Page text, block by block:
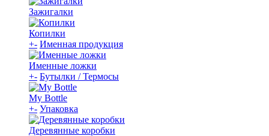
Зажигалки
Копилки
+- Именная продукция
Именные ложки
+- Бутылки / Термосы
My Bottle
+- Упаковка
Деревянные коробки